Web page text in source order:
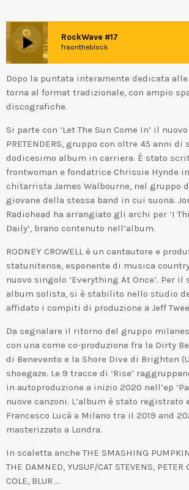
play_arrow RockWave #17
fraontheblock
Dopo la puntata interamente dedicata alle
torna al format tradizionale, con ampio
discografiche.
Si parte con ‘Let The Sun Come In’ il
PRETENDERS, gruppo con oltre 45 anni
dodicesimo album in carriera. È stato
frontwoman e fondatrice Chrissie Hynde
chitarrista James Walbourne, nel gruppo
giovane della stessa band in cui suona.
Radiohead ha arrangiato gli archi per ‘I
Daily‘, brano contenuto nell’album.
RODNEY CROWELL è un cantautore e
statunitense, esponente di musica
nuovo singolo ‘Everything At Once’. Per
album solista, si è stabilito nello studio
affidato i compiti di produzione a Jeff
Da segnalare il ritorno del gruppo milanese
con una come co-produzione fra la Dirty
di Benevento e la Shore Dive di Brighton
shoegaze. Le 9 tracce di ‘Rise’
in autoproduzione a inizio 2020 nell’ep
nuove canzoni. L’album è stato registrato
Francesco Lucà a Milano tra il 2019 and
masterizzato a Londra.
In scaletta anche THE SMASHING
THE DAMNED, YUSUF/CAT STEVENS, PETER
COLE, BLUR …